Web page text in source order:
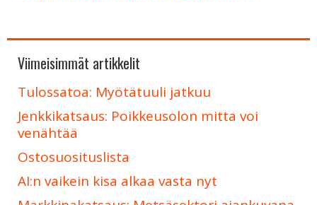
Viimeisimmät artikkelit
Tulossatoa: Myötätuuli jatkuu
Jenkkikatsaus: Poikkeusolon mitta voi
venähtää
Ostosuosituslista
AI:n vaikein kisa alkaa vasta nyt